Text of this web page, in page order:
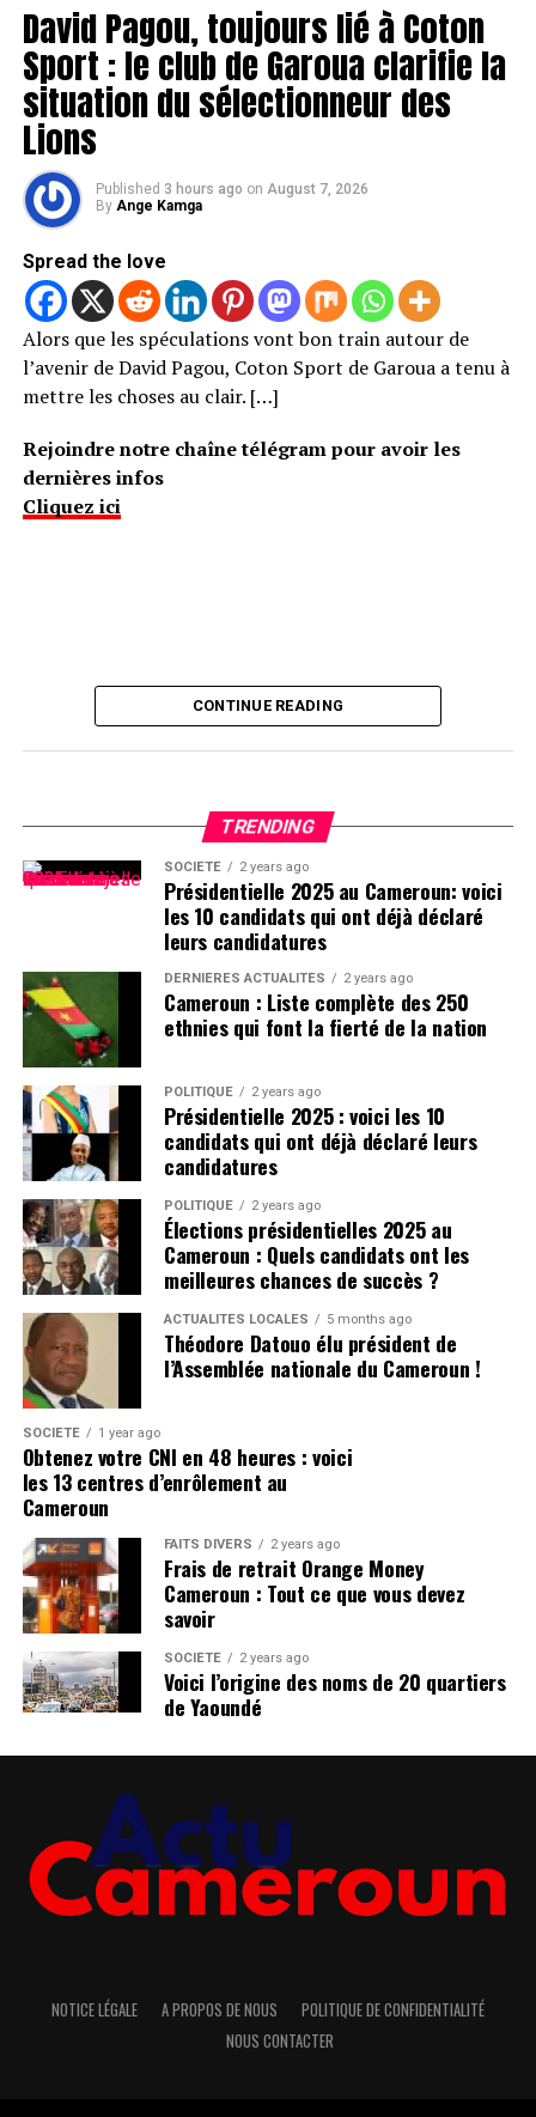
David Pagou, toujours lié à Coton
Sport : le club de Garoua clarifie la
situation du sélectionneur des
Lions
Published 3 hours ago on August 7, 2026
By Ange Kamga
Spread the love
Alors que les spéculations vont bon train autour de
l’avenir de David Pagou, Coton Sport de Garoua a tenu à
mettre les choses au clair. […]
Rejoindre notre chaîne télégram pour avoir les
dernières infos
Cliquez ici
CONTINUE READING
TRENDING
SOCIÉTÉ 2 years ago
Présidentielle 2025 au Cameroun: voici
les 10 candidats qui ont déjà déclaré
leurs candidatures
DERNIÈRES ACTUALITÉS 2 years ago
Cameroun : Liste complète des 250
ethnies qui font la fierté de la nation
POLITIQUE 2 years ago
Présidentielle 2025 : voici les 10
candidats qui ont déjà déclaré leurs
candidatures
POLITIQUE 2 years ago
Élections présidentielles 2025 au
Cameroun : Quels candidats ont les
meilleures chances de succès ?
ACTUALITÉS LOCALES 5 months ago
Théodore Datouo élu président de
l’Assemblée nationale du Cameroun !
SOCIÉTÉ 1 year ago
Obtenez votre CNI en 48 heures : voici
les 13 centres d’enrôlement au
Cameroun
FAITS DIVERS 2 years ago
Frais de retrait Orange Money
Cameroun : Tout ce que vous devez
savoir
SOCIÉTÉ 2 years ago
Voici l’origine des noms de 20 quartiers
de Yaoundé
NOTICE LÉGALE A PROPOS DE NOUS
POLITIQUE DE CONFIDENTIALITÉ
NOUS CONTACTER